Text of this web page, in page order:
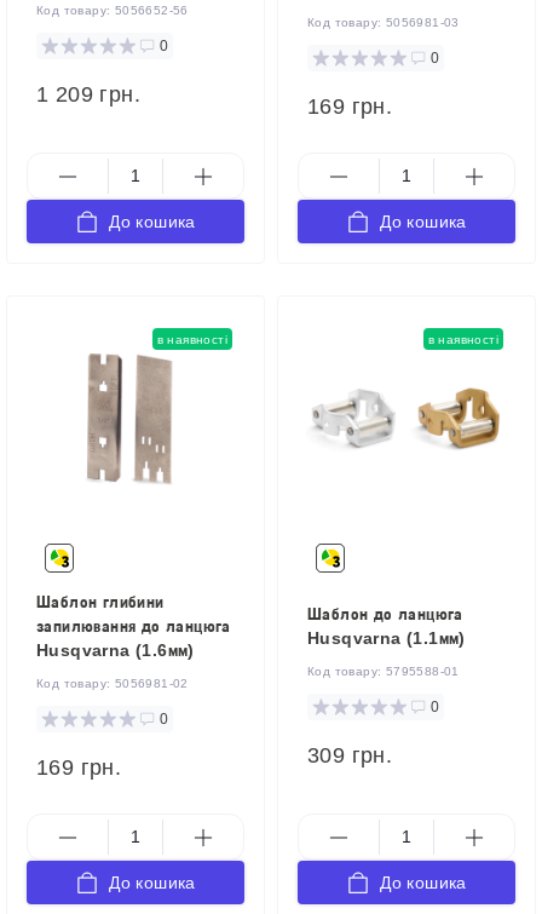
Код товару: 5056652-56
0
1 209 грн.
До кошика
Код товару: 5056981-03
0
169 грн.
До кошика
в наявності
Шаблон глибини
запилювання до ланцюга
Husqvarna (1.6мм)
Код товару: 5056981-02
0
169 грн.
До кошика
в наявності
Шаблон до ланцюга
Husqvarna (1.1мм)
Код товару: 5795588-01
0
309 грн.
До кошика